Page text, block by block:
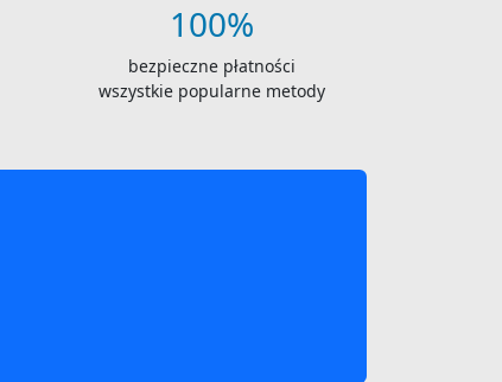
100%
bezpieczne płatności
wszystkie popularne metody